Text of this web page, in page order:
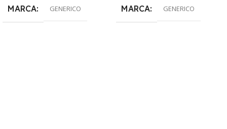
MARCA GENERICO MARCA GENERICO